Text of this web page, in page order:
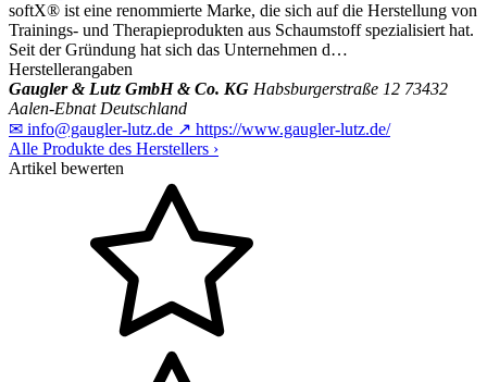
softX® ist eine renommierte Marke, die sich auf die Herstellung von
Trainings- und Therapieprodukten aus Schaumstoff spezialisiert hat.
Seit der Gründung hat sich das Unternehmen d…
Herstellerangaben
Gaugler & Lutz GmbH & Co. KG Habsburgerstraße 12 73432
Aalen-Ebnat Deutschland
✉ info@gaugler-lutz.de ↗ https://www.gaugler-lutz.de/
Alle Produkte des Herstellers ›
Artikel bewerten